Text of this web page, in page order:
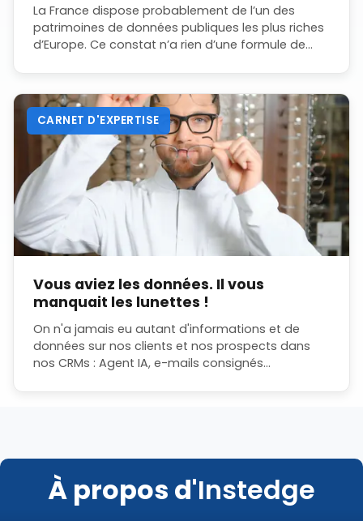
La France dispose probablement de l’un des
patrimoines de données publiques les plus riches
d’Europe. Ce constat n’a rien d’une formule de
CARNET D'EXPERTISE
Vous aviez les données. Il vous
manquait les lunettes !
On n'a jamais eu autant d'informations et de
données sur nos clients et nos prospects dans
nos CRMs : Agent IA, e-mails consignés
À propos d'Instedge